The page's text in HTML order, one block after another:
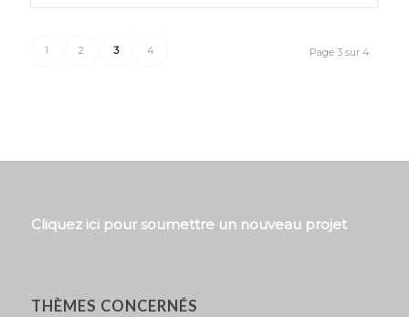
Page 3 sur 4
1 2 3 4
Cliquez ici pour soumettre un nouveau projet
THÈMES CONCERNÉS